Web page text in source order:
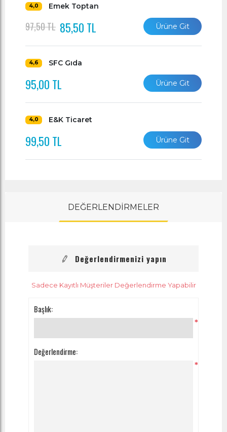
4,0 Emek Toptan
97,50 TL 85,50 TL Ürüne Git
4,6 SFC Gıda
95,00 TL Ürüne Git
4,0 E&K Ticaret
99,50 TL Ürüne Git
DEĞERLENDİRMELER
Değerlendirmenizi yapın
Sadece Kayıtlı Müşteriler Değerlendirme Yapabilir
Başlık:
*
Değerlendirme:
*